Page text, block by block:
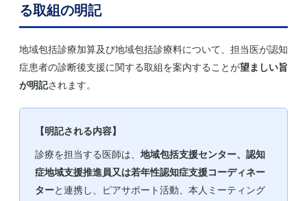
る取組の明記
地域包括診療加算及び地域包括診療料について、担当医が認知
症患者の診断後支援に関する取組を案内することが望ましい旨
が明記されます。
【明記される内容】
診療を担当する医師は、 地域包括支援センター、認知
症地域支援推進員又は若年性認知症支援コーディネー
ターと連携し、ピアサポート活動、本人ミーティング
構築
医療法人専門の公認会計士が
初回無料 でご相談対応